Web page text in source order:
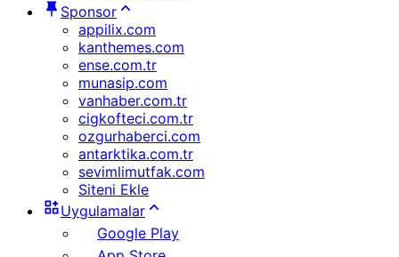
Sponsor
appilix.com
kanthemes.com
ense.com.tr
munasip.com
vanhaber.com.tr
cigkofteci.com.tr
ozgurhaberci.com
antarktika.com.tr
sevimlimutfak.com
Siteni Ekle
Uygulamalar
Google Play